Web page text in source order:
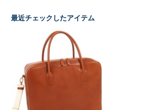
最近チェックしたアイテム